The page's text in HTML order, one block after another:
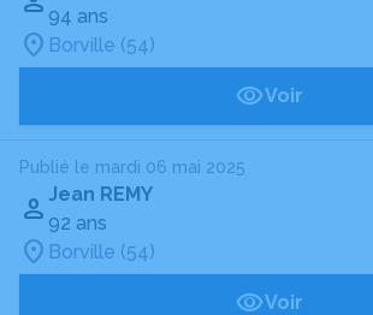
94 ans
Borville (54)
Voir
Publié le mardi 06 mai 2025
Jean REMY
92 ans
Borville (54)
Voir